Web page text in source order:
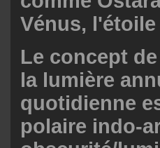
Vénus,
Le concept
la lumière
quotidienne
polaire indo-